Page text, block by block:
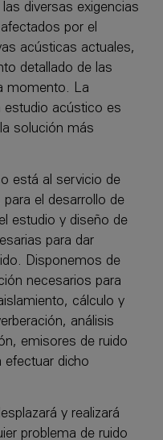
diversas exigencias
por el
acústicas actuales,
detallado de las
momento. La
estudio acústico es
solución más
está al servicio de
el desarrollo de
estudio y diseño de
para dar
Disponemos de
necesarios para
cálculo y
análisis
emisores de ruido
efectuar dicho
y realizará
problema de ruido